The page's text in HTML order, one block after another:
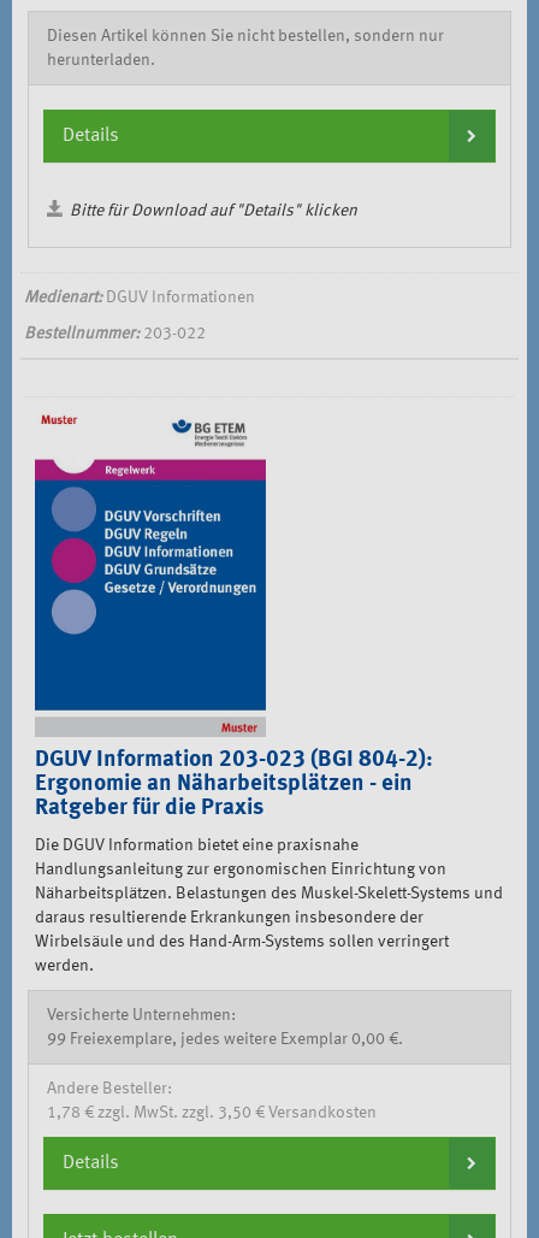
Diesen Artikel können Sie nicht bestellen, sondern nur
herunterladen.
Details
Bitte für Download auf "Details" klicken
Medienart:DGUV Informationen
Bestellnummer:203-022
DGUV Information 203-023 (BGI 804-2):
Ergonomie an Näharbeitsplätzen - ein
Ratgeber für die Praxis
Die DGUV Information bietet eine praxisnahe
Handlungsanleitung zur ergonomischen Einrichtung von
Näharbeitsplätzen. Belastungen des Muskel-Skelett-Systems und
daraus resultierende Erkrankungen insbesondere der
Wirbelsäule und des Hand-Arm-Systems sollen verringert
werden.
Versicherte Unternehmen:
99 Freiexemplare, jedes weitere Exemplar 0,00 €.
Andere Besteller:
1,78 € zzgl. MwSt. zzgl. 3,50 € Versandkosten
Details